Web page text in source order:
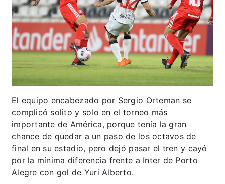
El equipo encabezado por Sergio Orteman se
complicó solito y solo en el torneo más
importante de América, porque tenía la gran
chance de quedar a un paso de los octavos de
final en su estadio, pero dejó pasar el tren y cayó
por la mínima diferencia frente a Inter de Porto
Alegre con gol de Yuri Alberto.